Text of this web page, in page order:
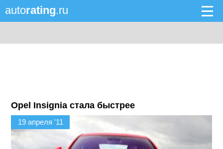
autorating.ru
Opel Insignia стала быстрее
19 апреля '11